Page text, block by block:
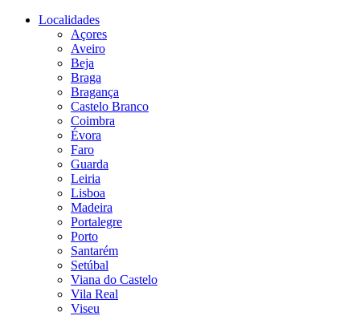
Localidades
Açores
Aveiro
Beja
Braga
Bragança
Castelo Branco
Coimbra
Évora
Faro
Guarda
Leiria
Lisboa
Madeira
Portalegre
Porto
Santarém
Setúbal
Viana do Castelo
Vila Real
Viseu